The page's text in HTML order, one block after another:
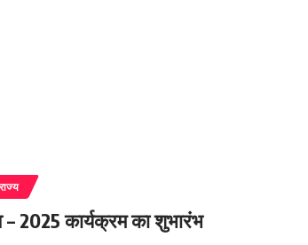
राज्य
2025 कार्यक्रम का शुभारंभ